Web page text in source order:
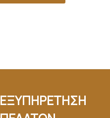
ΕΞΥΠΗΡΕΤΗΣΗ